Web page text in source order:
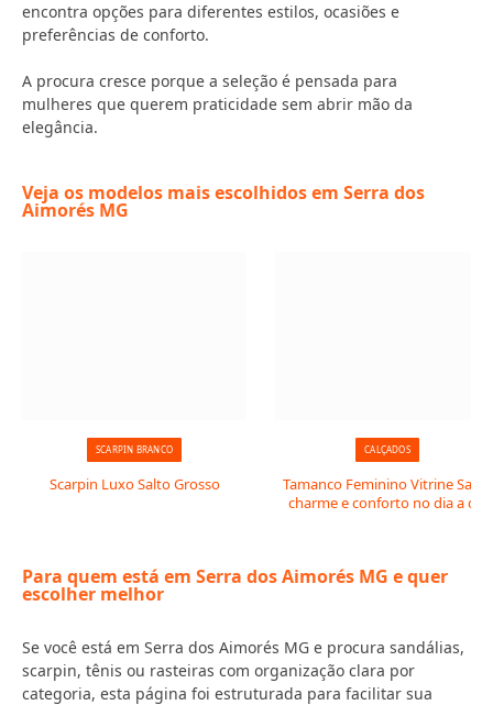
encontra opções para diferentes estilos, ocasiões e
preferências de conforto.
A procura cresce porque a seleção é pensada para
mulheres que querem praticidade sem abrir mão da
elegância.
Veja os modelos mais escolhidos em Serra dos
Aimorés MG
SCARPIN BRANCO
Scarpin Luxo Salto Grosso
CALÇADOS
Tamanco Feminino Vitrine Salto:
charme e conforto no dia a dia
Para quem está em Serra dos Aimorés MG e quer
escolher melhor
Se você está em Serra dos Aimorés MG e procura sandálias,
scarpin, tênis ou rasteiras com organização clara por
categoria, esta página foi estruturada para facilitar sua